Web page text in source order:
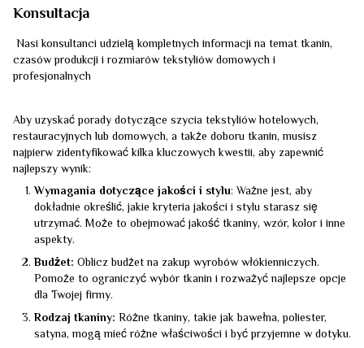
Konsultacja
Nasi konsultanci udzielą kompletnych informacji na temat tkanin,
czasów produkcji i rozmiarów tekstyliów domowych i
profesjonalnych
Aby uzyskać porady dotyczące szycia tekstyliów hotelowych,
restauracyjnych lub domowych, a także doboru tkanin, musisz
najpierw zidentyfikować kilka kluczowych kwestii, aby zapewnić
najlepszy wynik:
Wymagania dotyczące jakości i stylu: Ważne jest, aby
dokładnie określić, jakie kryteria jakości i stylu starasz się
utrzymać. Może to obejmować jakość tkaniny, wzór, kolor i inne
aspekty.
Budżet: Oblicz budżet na zakup wyrobów włókienniczych.
Pomoże to ograniczyć wybór tkanin i rozważyć najlepsze opcje
dla Twojej firmy.
Rodzaj tkaniny: Różne tkaniny, takie jak bawełna, poliester,
satyna, mogą mieć różne właściwości i być przyjemne w dotyku.